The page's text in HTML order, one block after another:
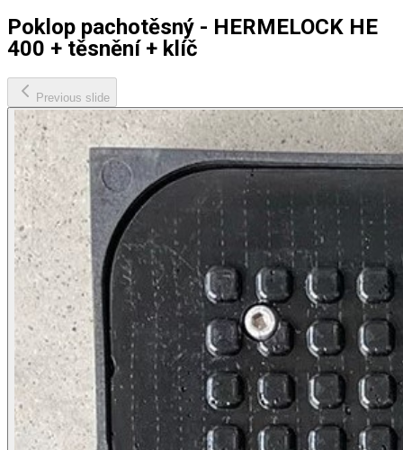
Poklop pachotěsný - HERMELOCK HE
400 + těsnění + klíč
Previous slide